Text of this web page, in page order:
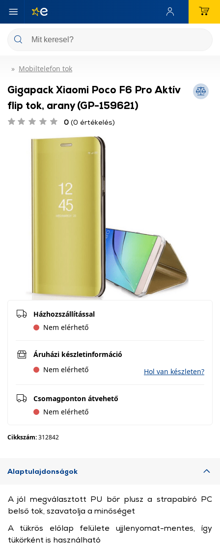
Mobiltelefon tok
Gigapack Xiaomi Poco F6 Pro Aktív
flip tok, arany (GP-159621)
0 (0 értékelés)
Házhozszállítással
Nem elérhető
Áruházi készletinformáció
Nem elérhető
Hol van készleten?
Csomagponton átvehető
Nem elérhető
Cikkszám:312842
Alaptulajdonságok
A jól megválasztott PU bőr plusz a strapabíró PC
belső tok, szavatolja a minőséget
A tükrös előlap felülete ujjlenyomat-mentes, így
tükörként is használható